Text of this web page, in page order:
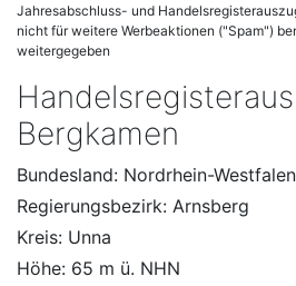
Jahresabschluss- und
nicht für weitere Werbeaktionen ("Spam")
weitergegeben
Bergkamen
Bundesland: Nordrhein-Westfalen
Regierungsbezirk: Arnsberg
Kreis: Unna
Höhe: 65 m ü. NHN